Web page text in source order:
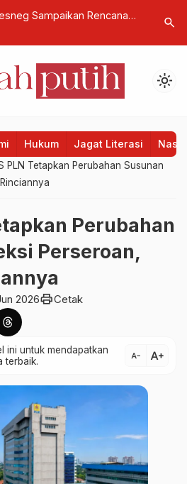
Sampaikan Rencana
2027 di DPR
search
light_mode
Hukum Jagat Literasi
PLN Tetapkan Perubahan Susunan
Perubahan
Perseroan,
2026printCetak
ini untuk mendapatkan
terbaik.
text_decrease text_increase